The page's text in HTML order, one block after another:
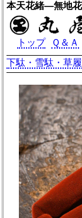
本天花緒―無地
トップ Ｑ＆Ａ
下駄・雪駄・草